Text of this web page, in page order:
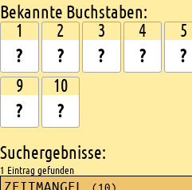
Bekannte Buchstaben:
1 2 3 4 5
9 10
Suchergebnisse:
1 Eintrag gefunden
ZEITMANGEL